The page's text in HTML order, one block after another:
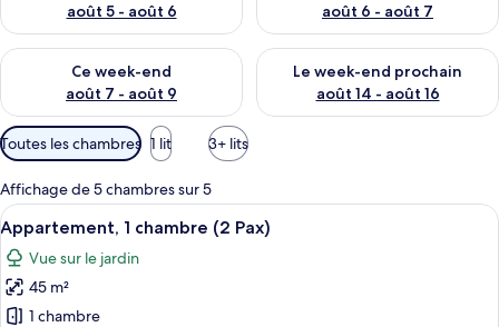
août 5 - août 6
août 6 - août 7
Ce week-end
août 7 - août 9
Vérifier la disponibilité pour ce week-end août 7 - août 9
Le week-end prochain
août 14 - août 16
Vérifier la disponibilité pour
Filtres
disponibles
pour
les
chambres
Toutes les chambres 1 lit 3+ lits
Affichage de 5 chambres sur 5
Afficher
toutes
les
photos
pour
Une chambre d’hôtel comprenant
4
Appartement, 1 chambre (2 Pax)
Vue sur le jardin
45 m²
1 chambre